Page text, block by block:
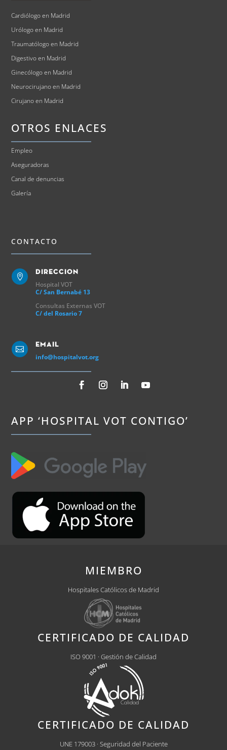
Cardiólogo en Madrid
Urólogo en Madrid
Traumatólogo en Madrid
Digestivo en Madrid
Ginecólogo en Madrid
Neurocirujano en Madrid
Cirujano en Madrid
OTROS ENLACES
Empleo
Aseguradoras
Canal de denuncias
Galería
CONTACTO

Direccion
Hospital VOT
C/ San Bernabé 13
Consultas Externas VOT
C/ del Rosario 7

Email
info@hospitalvot.org
APP ‘HOSPITAL VOT CONTIGO’
MIEMBRO
Hospitales Católicos de Madrid
CERTIFICADO DE CALIDAD
ISO 9001 · Gestión de Calidad
CERTIFICADO DE CALIDAD
UNE 179003 · Seguridad del Paciente